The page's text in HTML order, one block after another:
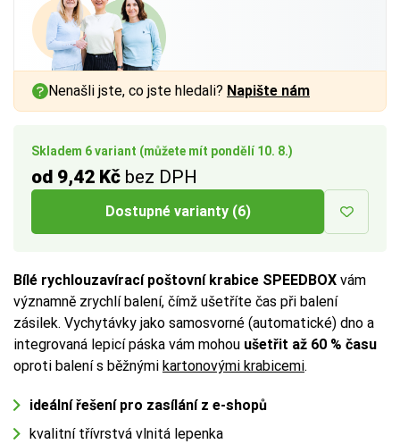
Skladem 6 variant (můžete mít pondělí 10. 8.)
od 9,42 Kč bez DPH
Dostupné varianty (6)
Bílé rychlouzavírací poštovní krabice SPEEDBOX vám
významně zrychlí balení, čímž ušetříte čas při balení
zásilek. Vychytávky jako samosvorné (automatické) dno a
integrovaná lepicí páska vám mohou ušetřit až 60 % času
oproti balení s běžnými kartonovými krabicemi.
ideální řešení pro zasílání z e-shopů
kvalitní třívrstvá vlnitá lepenka
Nenašli jste, co jste hledali? Napište nám
a vnitřním rozměrem až
Více tipů pro výběr správné krabice:
BUTTON:Jak vybrat krabici
a vnitřním rozměrem až
Více tipů pro výběr správné krabice:
BUTTON:Jak vybrat krabici